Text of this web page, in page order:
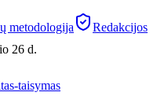
metodologija
Redakcijos
26 d.
taisymas